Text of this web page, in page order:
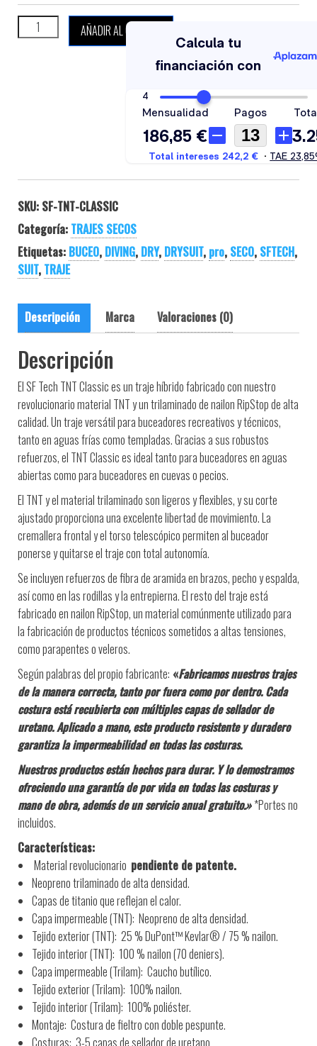
SFTECH TNT CLASSIC (A MEDIDA) cantidad
AÑADIR AL CARRITO
SKU: SF-TNT-CLASSIC
Categoría: TRAJES SECOS
Etiquetas: BUCEO, DIVING, DRY, DRYSUIT, pro, SECO, SFTECH,
SUIT, TRAJE
Descripción Marca Valoraciones (0)
Descripción
El SF Tech TNT Classic es un traje híbrido fabricado con nuestro
revolucionario material TNT y un trilaminado de nailon RipStop de alta
calidad. Un traje versátil para buceadores recreativos y técnicos,
tanto en aguas frías como templadas. Gracias a sus robustos
refuerzos, el TNT Classic es ideal tanto para buceadores en aguas
abiertas como para buceadores en cuevas o pecios.
El TNT y el material trilaminado son ligeros y flexibles, y su corte
ajustado proporciona una excelente libertad de movimiento. La
cremallera frontal y el torso telescópico permiten al buceador
ponerse y quitarse el traje con total autonomía.
Se incluyen refuerzos de fibra de aramida en brazos, pecho y espalda,
así como en las rodillas y la entrepierna. El resto del traje está
fabricado en nailon RipStop, un material comúnmente utilizado para
la fabricación de productos técnicos sometidos a altas tensiones,
como parapentes o veleros.
Según palabras del propio fabricante: «Fabricamos nuestros trajes
de la manera correcta, tanto por fuera como por dentro. Cada
costura está recubierta con múltiples capas de sellador de
uretano. Aplicado a mano, este producto resistente y duradero
garantiza la impermeabilidad en todas las costuras.
Nuestros productos están hechos para durar. Y lo demostramos
ofreciendo una garantía de por vida en todas las costuras y
mano de obra, además de un servicio anual gratuito.»*Portes no
incluidos.
Características:
Material revolucionario pendiente de patente.
Neopreno trilaminado de alta densidad.
Capas de titanio que reflejan el calor.
Capa impermeable (TNT): Neopreno de alta densidad.
Tejido exterior (TNT): 25 % DuPont™ Kevlar® / 75 % nailon.
Tejido interior (TNT): 100 % nailon (70 deniers).
Capa impermeable (Trilam): Caucho butílico.
Tejido exterior (Trilam): 100% nailon.
Tejido interior (Trilam): 100% poliéster.
Montaje: Costura de fieltro con doble pespunte.
Costuras: 3-5 capas de sellador de uretano.